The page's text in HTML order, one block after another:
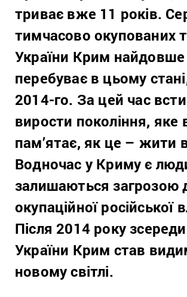
триває вже 11 років.
тимчасово окупованих
України Крим найдовше
перебуває в цьому
2014-го. За цей час
вирости покоління, яке
пам’ятає, як це – жити в
Водночас у Криму є
залишаються загрозою
окупаційної російської
Після 2014 року
України Крим став
новому світлі.